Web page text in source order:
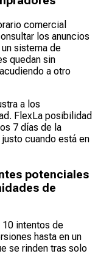
comercial
los anuncios
sistema de
quedan sin
a otro
a los
FlexLa posibilidad
7 días de la
cuando está en
potenciales
de
10 intentos de
hasta en un
se rinden tras solo